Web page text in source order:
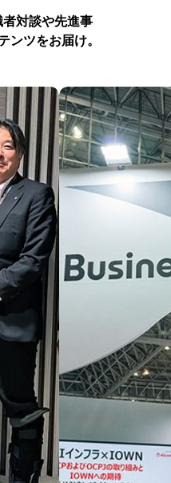
対談や先進事
ンツをお届け。